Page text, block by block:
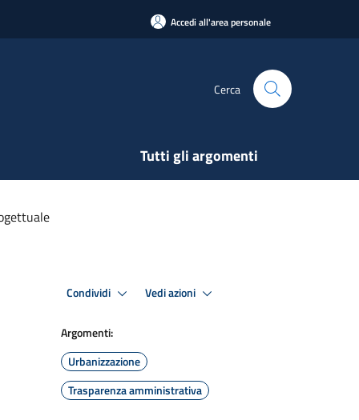
Accedi all'area personale
Cerca
Tutti gli argomenti
Condividi Vedi azioni
Argomenti:
Urbanizzazione
Trasparenza amministrativa